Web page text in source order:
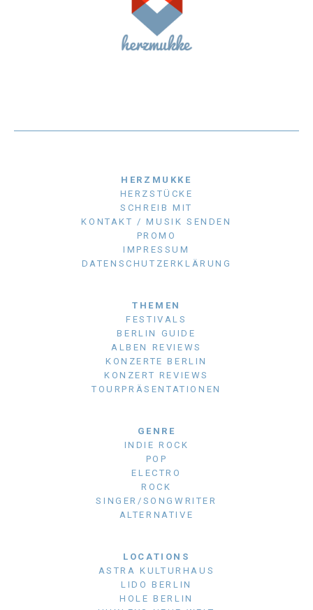
HERZMUKKE
HERZSTÜCKE
SCHREIB MIT
KONTAKT / MUSIK SENDEN
PROMO
IMPRESSUM
DATENSCHUTZERKLÄRUNG
THEMEN
FESTIVALS
BERLIN GUIDE
ALBEN REVIEWS
KONZERTE BERLIN
KONZERT REVIEWS
TOURPRÄSENTATIONEN
GENRE
INDIE ROCK
POP
ELECTRO
ROCK
SINGER/SONGWRITER
ALTERNATIVE
LOCATIONS
ASTRA KULTURHAUS
LIDO BERLIN
HOLE BERLIN